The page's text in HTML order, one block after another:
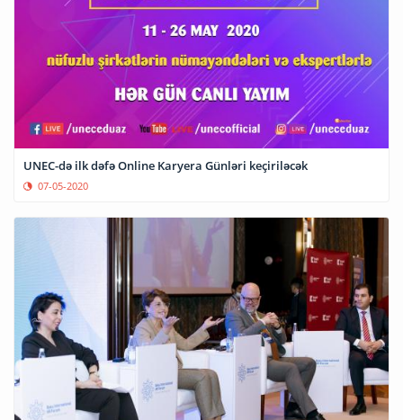
UNEC-də ilk dəfə Online Karyera Günləri keçiriləcək
07-05-2020